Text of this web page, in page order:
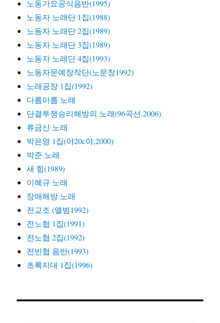
노동가요공식음반(1995)
노동자 노래단 1집(1988)
노동자 노래단 2집(1989)
노동자 노래단 3집(1989)
노동자 노래단 4집(1993)
노동자문예창작단(노문창1992)
노래공장 1집(1992)
다름아름 노래
단결투쟁승리해방의 노래(96곡선,2006)
류금신 노래
박은영 1집(야20c야,2000)
박준 노래
새 힘(1989)
이혜규 노래
장애해방 노래
전교조 (앨범1992)
전노협 1집(1991)
전노협 2집(1992)
전빈협 음반(1993)
초록지대 1집(1996)